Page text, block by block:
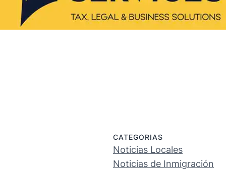
CATEGORIAS
Noticias Locales
Noticias de Inmigración